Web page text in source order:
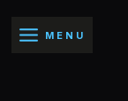
MENU